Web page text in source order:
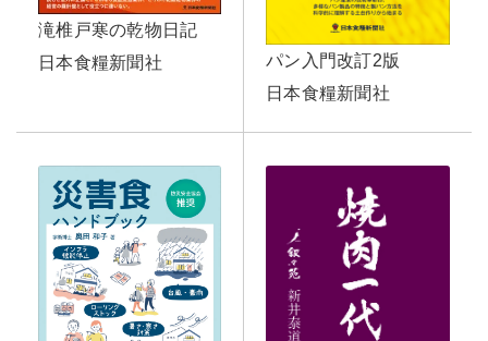
滝椎戸寒の乾物日記
日本食糧新聞社
パン入門改訂2版
日本食糧新聞社